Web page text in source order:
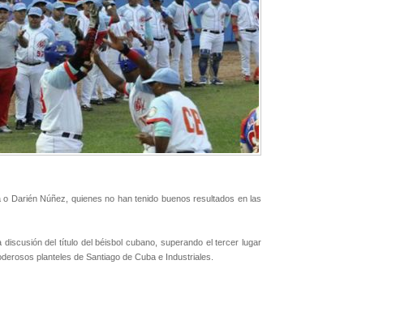
Darién Núñez, quienes no han tenido buenos resultados en las
del título del béisbol cubano, superando el tercer lugar
planteles de Santiago de Cuba e Industriales.